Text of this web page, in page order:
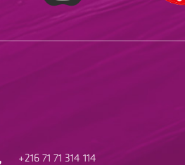
+216 7171 314 114